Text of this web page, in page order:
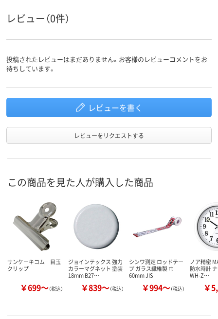
レビュー（0件）
投稿されたレビューはまだありません。お客様のレビューコメントをお
待ちしています。
レビューを書く
レビューをリクエストする
この商品を見た人が購入した商品
サンケーキコム 目玉
クリップ
￥699～（税込）
ジョインテックス 強力
カラーマグネット 塗装
18mm B27…
￥839～（税込）
シンワ測定 ロッドテー
プ ガラス繊維製 巾
60mm JIS
￥994～（税込）
ノア精密
防水時計
WH-Z…
￥